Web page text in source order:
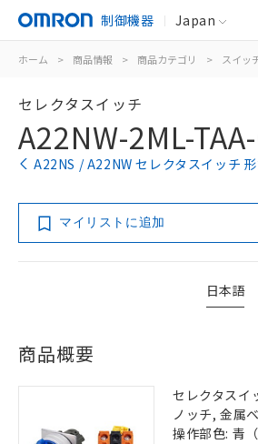
制御機器 Japan
ホーム > 商品情報 > 商品カテゴリ > スイッ
セレクタスイッチ
A22NW-2ML-
A22NS / A22NW セレクタスイッチ
マイリストに追加
日本語
商品概要
セレクタスイ
ノッチ, 金属
操作部色: 青